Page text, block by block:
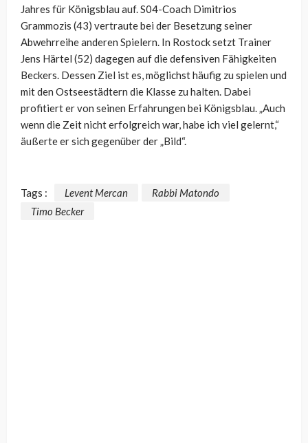
Jahres für Königsblau auf. S04-Coach Dimitrios
Grammozis (43) vertraute bei der Besetzung seiner
Abwehrreihe anderen Spielern. In Rostock setzt Trainer
Jens Härtel (52) dagegen auf die defensiven Fähigkeiten
Beckers. Dessen Ziel ist es, möglichst häufig zu spielen und
mit den Ostseestädtern die Klasse zu halten. Dabei
profitiert er von seinen Erfahrungen bei Königsblau. „Auch
wenn die Zeit nicht erfolgreich war, habe ich viel gelernt,“
äußerte er sich gegenüber der „Bild“.
Tags : Levent Mercan
Rabbi Matondo
Timo Becker